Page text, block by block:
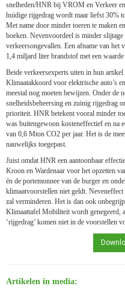
snelheden/HNR bij VROM en Verkeer
huidige rijgedrag wordt maar liefst 30%
Met name door minder toeren te maken
boeken. Nevenvoordeel is minder
verkeersongevallen. Een afname van het
1,4 miljard liter brandstof met een
Beide verkeersexperts uiten in hun
Klimaatakkoord voor elektrische auto’s
meestal nog moeten bewijzen. Onder de
snelheidsbeheersing en zuinig rijgedrag
prioriteit. HNR betekent vooral minder
was buitengewoon kosteneffectief en na
van 0,6 Mton CO2 per jaar. Het is de
nauwelijks toegepast.
Juist omdat HNR een aantoonbaar
Kroon en Wardenaar voor het opzetten
én de portemonnee van de burger en
klimaatvoorstellen niet geldt.
zal verminderen. Het is dan ook
Klimaattafel Mobiliteit wordt genegeerd,
‘rijgedrag’ komen niet in de voorstellen
Artikelen in media: